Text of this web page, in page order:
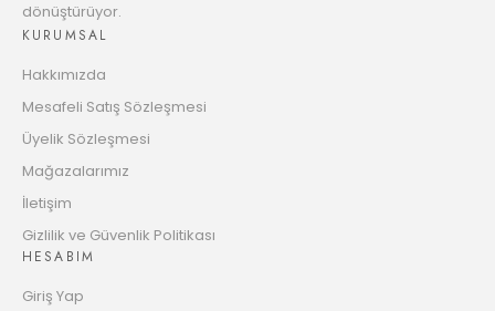
Taksit
12
dönüştürüyor.
KURUMSAL
Hakkımızda
Mesafeli Satış Sözleşmesi
Üyelik Sözleşmesi
Mağazalarımız
İletişim
Gizlilik ve Güvenlik Politikası
HESABIM
Giriş Yap